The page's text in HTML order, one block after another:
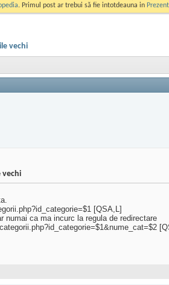
. Primul post ar trebui să fie intotdeauna in
vechi
vechi
[QSA,L]
numai ca ma incurc la regula de redirectare